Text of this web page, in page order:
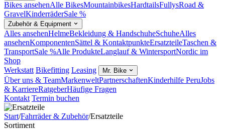
Bikes ansehenAlle BikesMountainbikesHardtailsFullysRoad &
GravelKinderräderSale %
Zubehör & Equipment
Alles ansehenHelmeBekleidung & HandschuheSchuheAlles
ansehenKomponentenSättel & KontaktpunkteErsatzteileTaschen &
TransportSale %Alle ProdukteLanglauf & WintersportNordic im
Shop
Werkstatt Bikefitting Leasing Mr. Bike
Über uns & TeamMarkenweltPartnerschaftenKinderhilfe PeruJobs
& KarriereRatgeberHäufige Fragen
Kontakt Termin buchen
Start/Fahrräder & Zubehör/Ersatzteile
Sortiment